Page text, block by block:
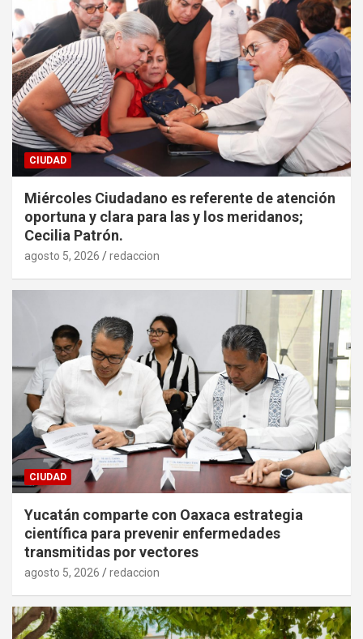
CIUDAD
Miércoles Ciudadano es referente de atención
oportuna y clara para las y los meridanos;
Cecilia Patrón.
agosto 5, 2026 redaccion
CIUDAD
Yucatán comparte con Oaxaca estrategia
científica para prevenir enfermedades
transmitidas por vectores
agosto 5, 2026 redaccion